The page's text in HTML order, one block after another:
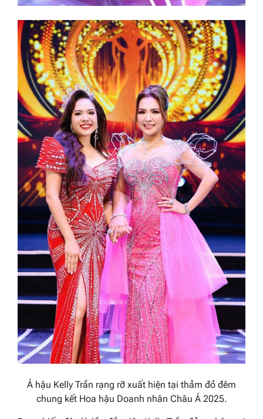
Á hậu Kelly Trần rạng rỡ xuất hiện tại thảm đỏ đêm
chung kết Hoa hậu Doanh nhân Châu Á 2025.